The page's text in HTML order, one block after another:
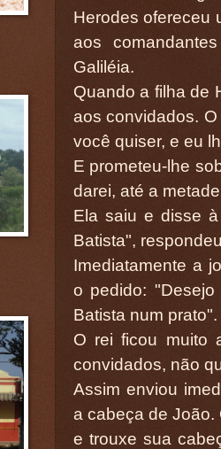
Herodes ofereceu
aos
Galiléia.
Quando a filha de
aos convidados.
você quiser, e eu
E prometeu-lhe
darei, até a
Ela saiu e disse
Batista",
Imediatamente a
o pedido:
Batista num prato".
O rei ficou muito
convidados, não
Assim enviou
a cabeça de João.
e trouxe sua